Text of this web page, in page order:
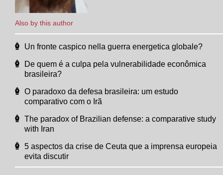
Also by this author
Un fronte caspico nella guerra energetica globale?
De quem é a culpa pela vulnerabilidade econômica
brasileira?
O paradoxo da defesa brasileira: um estudo
comparativo com o Irã
The paradox of Brazilian defense: a comparative study
with Iran
5 aspectos da crise de Ceuta que a imprensa europeia
evita discutir